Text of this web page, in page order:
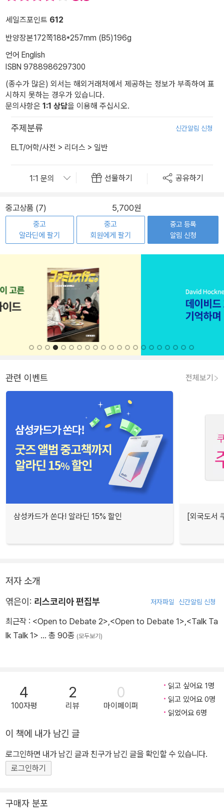
세일즈포인트 612
반양장본172쪽188*257mm (B5)196g
언어 English
ISBN 9788986297300
(종수가 많은) 외서는 해외거래처에서 제공하는 정보가 부족하여 표
시하지 못하는 경우가 있습니다.
문의사항은 1:1 상담을 이용해 주십시오.
주제분류 신간알림 신청
ELT/어학/사전 > 리더스 > 일반
선물하기 공유하기
중고상품 (7) 5,700원
중고
알라딘에 팔기
중고
회원에게 팔기
중고 등록
알림 신청
관련 이벤트 전체보기
삼성카드가 쏜다! 알라딘 15% 할인 [외국도서
저자 소개
엮은이: 리스코리아 편집부 저자파일 신간알림 신청
최근작 : <Open to Debate 2>,<Open to Debate 1>,<Talk Ta
lk Talk 1> … 총 90종 (모두보기)
4
100자평
2
리뷰
0
마이페이퍼
읽고 싶어요 1명
읽고 있어요 0명
읽었어요 6명
이 책에 내가 남긴 글
로그인하면 내가 남긴 글과 친구가 남긴 글을 확인할 수 있습니다.
로그인하기
구매자 분포